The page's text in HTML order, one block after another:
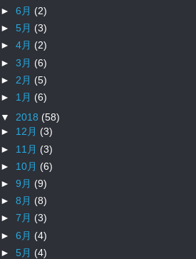
► 6月 (2)
► 5月 (3)
► 4月 (2)
► 3月 (6)
► 2月 (5)
► 1月 (6)
▼ 2018 (58)
► 12月 (3)
► 11月 (3)
► 10月 (6)
► 9月 (9)
► 8月 (8)
► 7月 (3)
► 6月 (4)
► 5月 (4)